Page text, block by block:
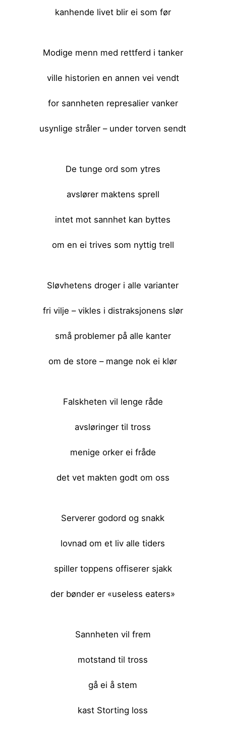
kanhende livet blir ei som før
Modige menn med rettferd i tanker
ville historien en annen vei vendt
for sannheten represalier vanker
usynlige stråler – under torven sendt
De tunge ord som ytres
avslører maktens sprell
intet mot sannhet kan byttes
om en ei trives som nyttig trell
Sløvhetens droger i alle varianter
fri vilje – vikles i distraksjonens slør
små problemer på alle kanter
om de store – mange nok ei klør
Falskheten vil lenge råde
avsløringer til tross
menige orker ei fråde
det vet makten godt om oss
Serverer godord og snakk
lovnad om et liv alle tiders
spiller toppens offiserer sjakk
der bønder er «useless eaters»
Sannheten vil frem
motstand til tross
gå ei å stem
kast Storting loss